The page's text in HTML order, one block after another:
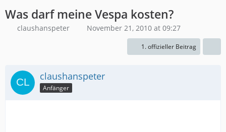
Was darf meine Vespa kosten?
claushanspeter November 21, 2010 at 09:27
1. offizieller Beitrag
claushanspeter
Anfänger